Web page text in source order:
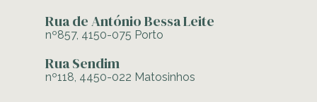
Rua de António Bessa Leite
nº857, 4150-075 Porto
Rua Sendim
nº118, 4450-022 Matosinhos